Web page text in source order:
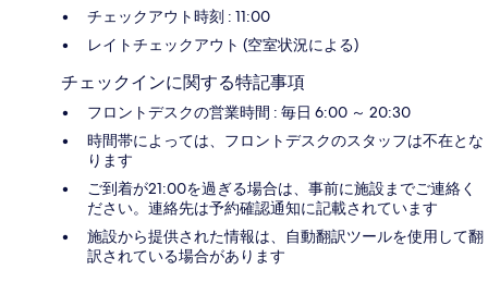
チェックアウト時刻 : 11:00
レイトチェックアウト (空室状況による)
チェックインに関する特記事項
フロントデスクの営業時間 : 毎日 6:00 ～ 20:30
時間帯によっては、フロントデスクのスタッフは不在とな
ります
ご到着が21:00を過ぎる場合は、事前に施設までご連絡く
ださい。連絡先は予約確認通知に記載されています
施設から提供された情報は、自動翻訳ツールを使用して翻
訳されている場合があります